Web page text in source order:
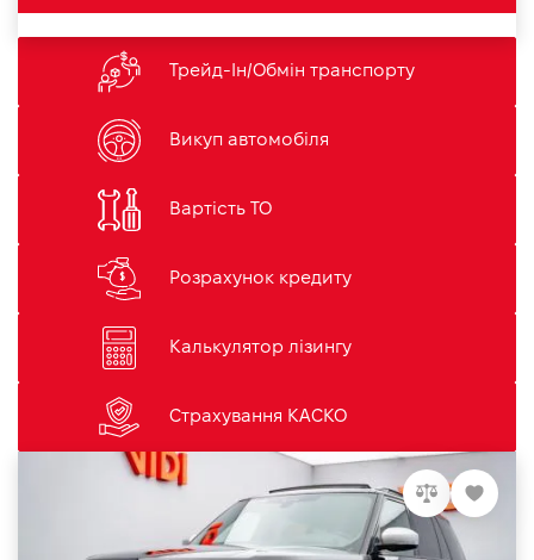
Трейд-Ін/Обмін транспорту
Викуп автомобіля
Вартість ТО
Розрахунок кредиту
Калькулятор лізингу
Страхування КАСКО